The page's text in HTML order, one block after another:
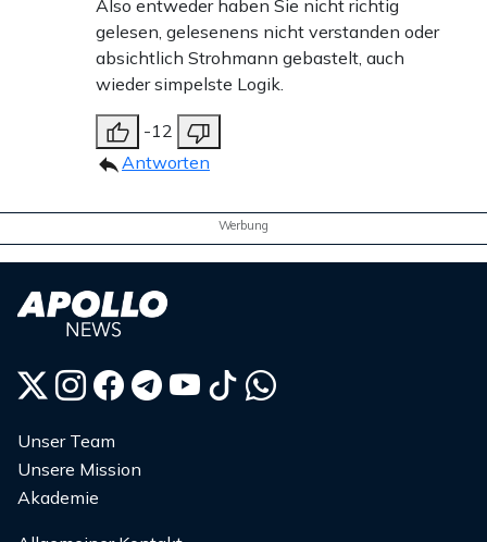
Also entweder haben Sie nicht richtig
gelesen, gelesenens nicht verstanden oder
absichtlich Strohmann gebastelt, auch
wieder simpelste Logik.
-12
Antworten
Werbung
Unser Team
Unsere Mission
Akademie